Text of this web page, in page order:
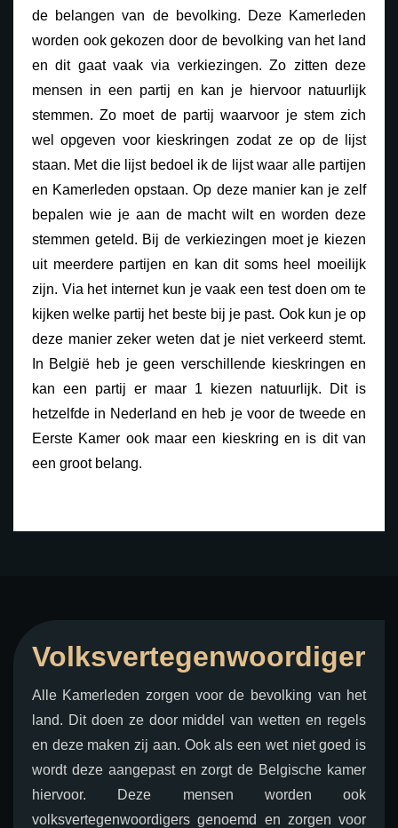
de belangen van de bevolking. Deze Kamerleden
worden ook gekozen door de bevolking van het land
en dit gaat vaak via verkiezingen. Zo zitten deze
mensen in een partij en kan je hiervoor natuurlijk
stemmen. Zo moet de partij waarvoor je stem zich
wel opgeven voor kieskringen zodat ze op de lijst
staan. Met die lijst bedoel ik de lijst waar alle partijen
en Kamerleden opstaan. Op deze manier kan je zelf
bepalen wie je aan de macht wilt en worden deze
stemmen geteld. Bij de verkiezingen moet je kiezen
uit meerdere partijen en kan dit soms heel moeilijk
zijn. Via het internet kun je vaak een test doen om te
kijken welke partij het beste bij je past. Ook kun je op
deze manier zeker weten dat je niet verkeerd stemt.
In België heb je geen verschillende kieskringen en
kan een partij er maar 1 kiezen natuurlijk. Dit is
hetzelfde in Nederland en heb je voor de tweede en
Eerste Kamer ook maar een kieskring en is dit van
een groot belang.
Volksvertegenwoordiger
Alle Kamerleden zorgen voor de bevolking van het
land. Dit doen ze door middel van wetten en regels
en deze maken zij aan. Ook als een wet niet goed is
wordt deze aangepast en zorgt de Belgische kamer
hiervoor. Deze mensen worden ook
volksvertegenwoordigers genoemd en zorgen voor